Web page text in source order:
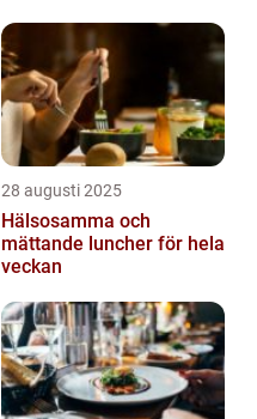
28 augusti 2025
Hälsosamma och
mättande luncher för hela
veckan